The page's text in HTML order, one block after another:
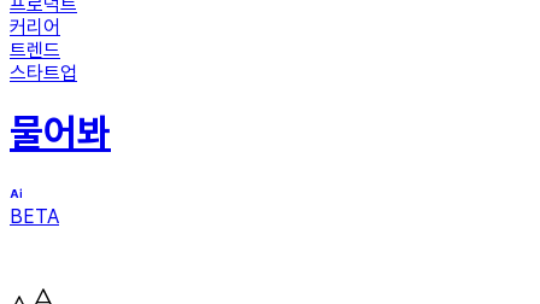
커리어
트렌드
스타트업
물어봐
BETA